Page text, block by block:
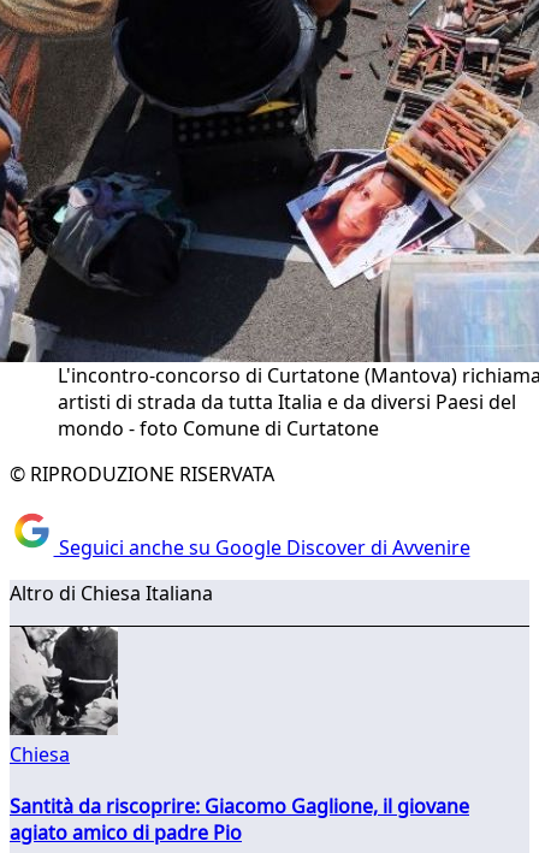
L'incontro-concorso di Curtatone (Mantova)
artisti di strada da tutta Italia e da diversi Paesi del
mondo - foto Comune di Curtatone
© RIPRODUZIONE RISERVATA
Seguici anche su Google Discover di Avvenire
Altro di Chiesa Italiana
Chiesa
Santità da riscoprire: Giacomo Gaglione, il giovane
agiato amico di padre Pio